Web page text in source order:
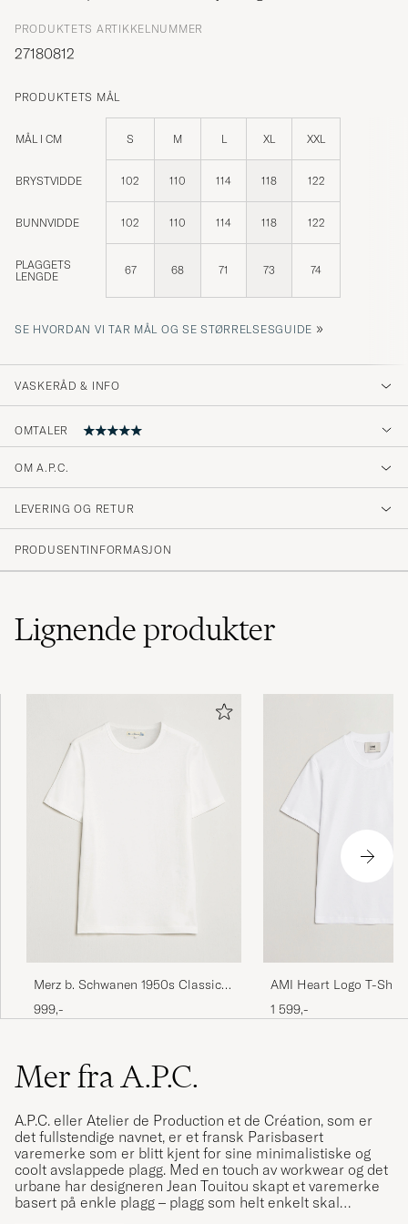
PRODUKTETS ARTIKKELNUMMER
27180812
PRODUKTETS MÅL
MÅL I CM S M L XL XXL
BRYSTVIDDE 102 110 114 118 122
BUNNVIDDE 102 110 114 118 122
PLAGGETS
LENGDE
67 68 71 73 74
SE HVORDAN VI TAR MÅL OG SE STØRRELSESGUIDE »
VASKERÅD & INFO
OMTALER
5
OM A.P.C.
LEVERING OG RETUR
PRODUSENTINFORMASJON
Lignendeprodukter
Merz b. Schwanen 1950s Classic
Loopwheeled T-shirt White
999,-
AMI Heart Logo T-
1 599,-
Mer fra A.P.C.
A.P.C. eller Atelier de Production et de Création, som er
det fullstendige navnet, er et fransk Parisbasert
varemerke som er blitt kjent for sine minimalistiske og
coolt avslappede plagg. Med en touch av workwear og det
urbane har designeren Jean Touitou skapt et varemerke
basert på enkle plagg – plagg som helt enkelt skal